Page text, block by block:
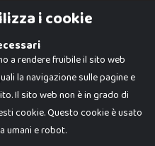
i cookie
a rendere fruibile il sito web
la navigazione sulle pagine e
Il sito web non è in grado di
cookie. Questo cookie è usato
umani e robot.